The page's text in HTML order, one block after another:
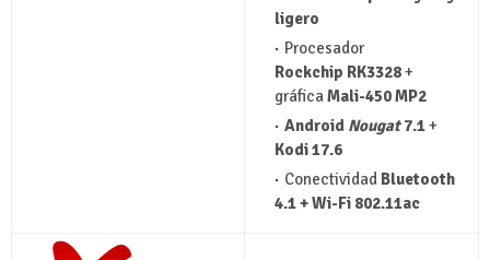
ligero
Procesador
Rockchip RK3328+
gráficaMali-450 MP2
Android Nougat7.1+
Kodi 17.6
Conectividad Bluetooth
4.1 + Wi-Fi 802.11ac